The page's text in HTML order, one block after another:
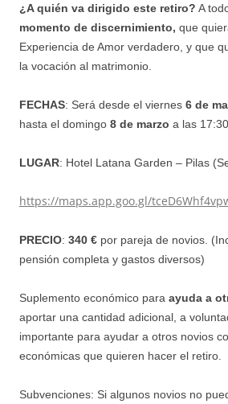
¿A quién va dirigido este retiro? A
momento de discernimiento, que
Experiencia de Amor verdadero, y que
la vocación al matrimonio.
FECHAS: Será desde el viernes 6 de
hasta el domingo 8 de marzo a las 17:30
LUGAR: Hotel Latana Garden – Pilas
https://maps.app.goo.gl/
PRECIO: 340 € por pareja de novios.
pensión completa y gastos diversos)
Suplemento económico para ayuda a
aportar una cantidad adicional, a
importante para ayudar a otros novios
económicas que quieren hacer el retiro.
Subvenciones: Si algunos novios no